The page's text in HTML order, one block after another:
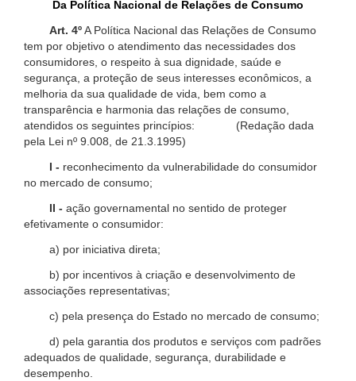
Da Política Nacional de Relações de Consumo
Art. 4ºA Política Nacional das Relações de Consumo
tem por objetivo o atendimento das necessidades dos
consumidores, o respeito à sua dignidade, saúde e
segurança, a proteção de seus interesses econômicos, a
melhoria da sua qualidade de vida, bem como a
transparência e harmonia das relações de consumo,
atendidos os seguintes princípios: (Redação dada
pela Lei nº 9.008, de 21.3.1995)
I - reconhecimento da vulnerabilidade do consumidor
no mercado de consumo;
II - ação governamental no sentido de proteger
efetivamente o consumidor:
a) por iniciativa direta;
b) por incentivos à criação e desenvolvimento de
associações representativas;
c) pela presença do Estado no mercado de consumo;
d) pela garantia dos produtos e serviços com padrões
adequados de qualidade, segurança, durabilidade e
desempenho.